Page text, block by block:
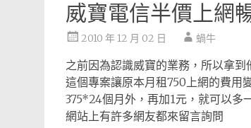
威寶電信半價上網
2010 年 12 月 02 日 蝸牛
之前因為認識威寶的業務，所以拿到
這個專案讓原本月租750上網的費用
375*24個月外，再加1元，就可以多
網站上有許多網友都來留言詢問